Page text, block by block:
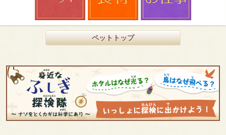
ペットトップ